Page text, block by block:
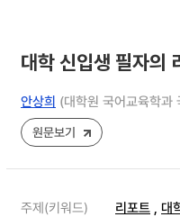
대학 신입생 필자의
안상희 (대학원 국어교육학과
원문보기
주제(키워드) 리포트 , 대